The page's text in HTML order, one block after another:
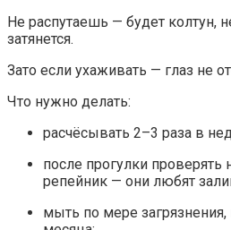
Не распутаешь — будет колтун,
затянется.
Зато если ухаживать — глаз не
Что нужно делать:
расчёсывать 2–3 раза в
после прогулки проверять
репейник — они любят
мыть по мере